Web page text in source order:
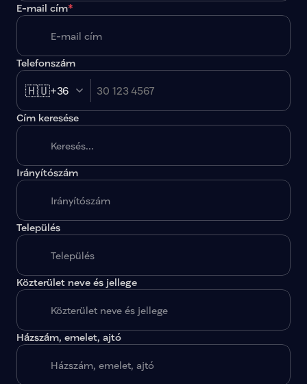
E-mail cím*
Telefonszám
🇭🇺+36
Cím keresése
Irányítószám
Település
Közterület neve és jellege
Házszám, emelet, ajtó